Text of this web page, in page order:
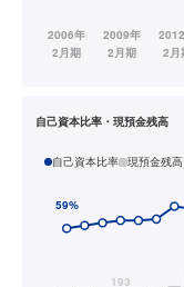
自己資本比率・現預金残高
自己資本比率 現預金残高